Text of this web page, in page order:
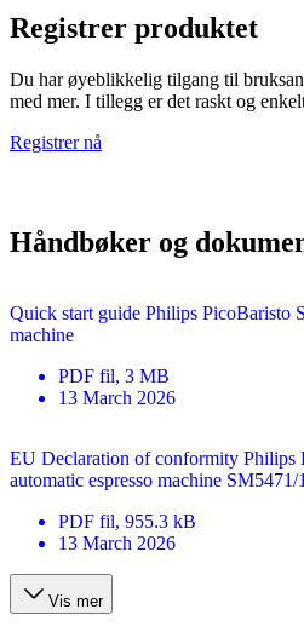
Registrer produktet
Du har øyeblikkelig tilgang til
med mer. I tillegg er det raskt og
Registrer nå
Håndbøker og
Quick start guide Philips PicoBaristo
machine
PDF fil, 3 MB
13 March 2026
EU Declaration of conformity Philips
automatic espresso machine
PDF fil, 955.3 kB
13 March 2026
Vis mer